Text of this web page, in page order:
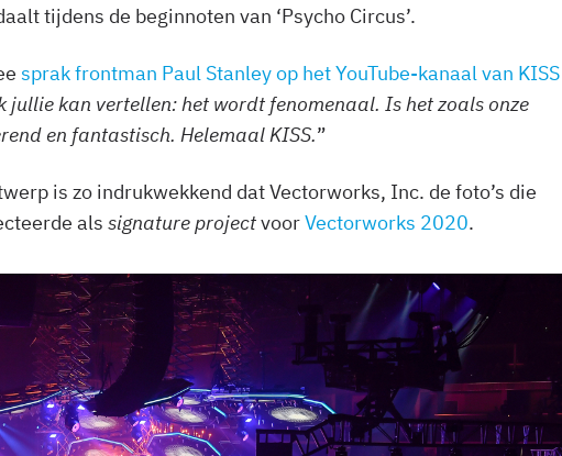
tijdens de beginnoten van ‘Psycho Circus’.
sprak frontman Paul Stanley op het YouTube-kanaal van KISS
jullie kan vertellen: het wordt fenomenaal. Is het zoals onze
en fantastisch. Helemaal KISS.”
is zo indrukwekkend dat Vectorworks, Inc. de foto’s die
als signature projectvoorVectorworks 2020.